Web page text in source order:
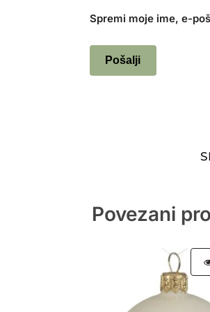
Spremi moje ime, e-
Povezani